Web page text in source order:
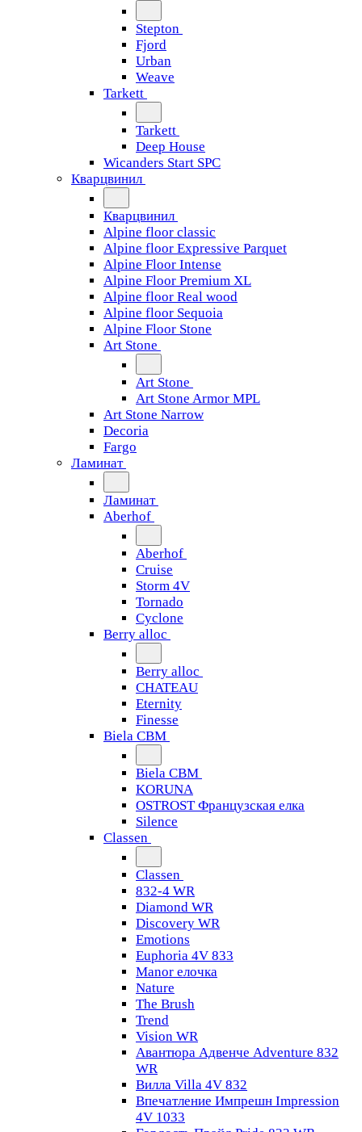
Stepton
Fjord
Urban
Weave
Tarkett
Tarkett
Deep House
Wicanders Start SPC
Кварцвинил
Кварцвинил
Alpine floor classic
Alpine floor Expressive Parquet
Alpine Floor Intense
Alpine Floor Premium XL
Alpine floor Real wood
Alpine floor Sequoia
Alpine Floor Stone
Art Stone
Art Stone
Art Stone Armor MPL
Art Stone Narrow
Decoria
Fargo
Ламинат
Ламинат
Aberhof
Aberhof
Cruise
Storm 4V
Tornado
Сyclone
Berry alloc
Berry alloc
CHATEAU
Eternity
Finesse
Biela CBM
Biela CBM
KORUNA
OSTROST Французская елка
Silence
Classen
Classen
832-4 WR
Diamond WR
Discovery WR
Emotions
Euphoria 4V 833
Manor елочка
Nature
The Brush
Trend
Vision WR
Авантюра Адвенче Adventure 832
WR
Вилла Villa 4V 832
Впечатление Импрешн Impression
4V 1033